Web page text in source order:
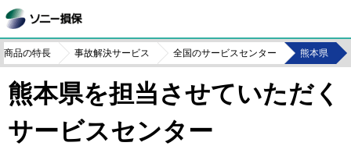
商品の特長 事故解決サービス 全国のサービスセンター 熊本県
熊本県を担当させていただく
サービスセンター